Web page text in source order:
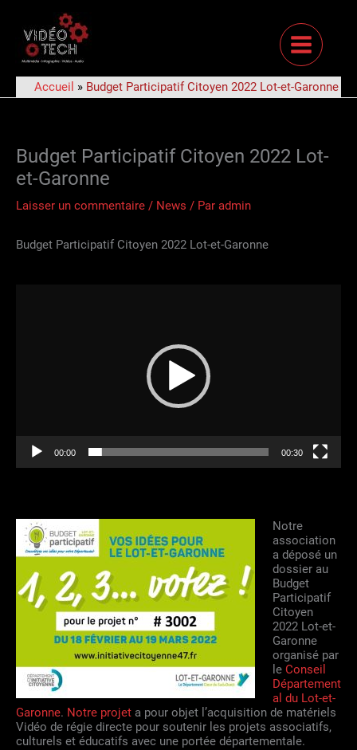
contenu
Accueil » Budget Participatif Citoyen 2022 Lot-et-Garonne
Budget Participatif Citoyen 2022 Lot-
et-Garonne
Laisser un commentaire / News / Par admin
Budget Participatif Citoyen 2022 Lot-et-Garonne
00:00 00:30
Notre
association
a déposé un
dossier au
Budget
Participatif
Citoyen
2022 Lot-et-
Garonne
organisé par
le Conseil
Département
al du Lot-et-
Garonne. Notre projet a pour objet l’acquisition de matériels
Vidéo de régie directe pour soutenir les projets associatifs,
culturels et éducatifs avec une portée départementale.